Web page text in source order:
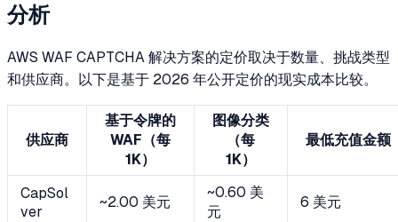
分析
AWS WAF CAPTCHA 解决方案的定价取决于数量、挑战类型
和供应商。以下是基于 2026 年公开定价的现实成本比较。
供应商
基于令牌的
WAF（每
1K）
图像分类
（每
1K）
最低充值金额
CapSol
ver
~2.00 美元
~0.60 美
元
6 美元